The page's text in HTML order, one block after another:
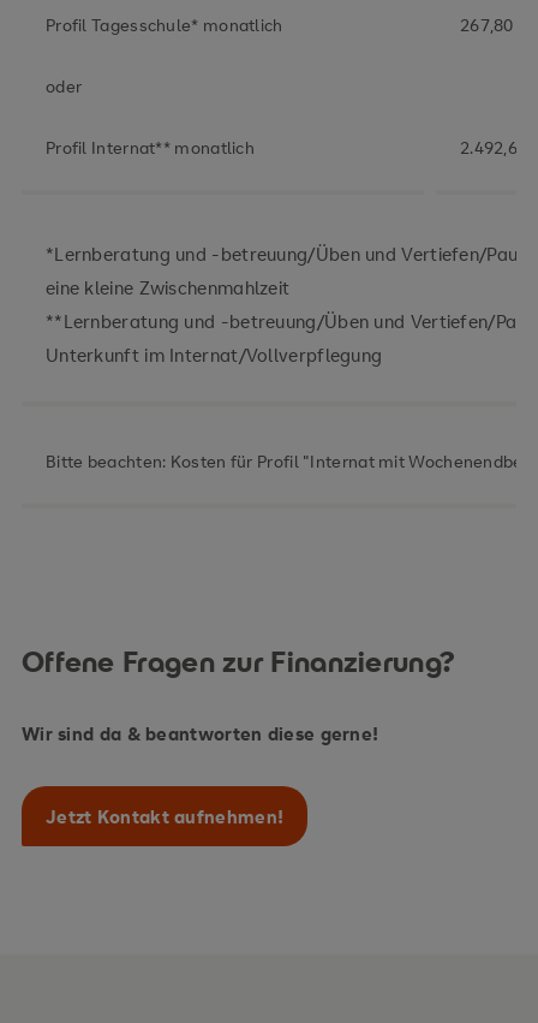
Profil Tagesschule* monatlich
oder
Profil Internat** monatlich
267,80
2.492,60
*Lernberatung und -betreuung/Üben und Vertiefen/
eine kleine Zwischenmahlzeit
**Lernberatung und -betreuung/Üben und Vertiefen/
Unterkunft im Internat/Vollverpflegung
Bitte beachten: Kosten für Profil "Internat mit
Offene Fragen zur Finanzierung?
Wir sind da & beantworten diese gerne!
Jetzt Kontakt aufnehmen!